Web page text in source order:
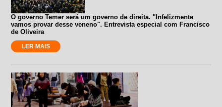
O governo Temer será um governo de direita. "Infelizmente
vamos provar desse veneno". Entrevista especial com Francisco
de Oliveira
LER MAIS